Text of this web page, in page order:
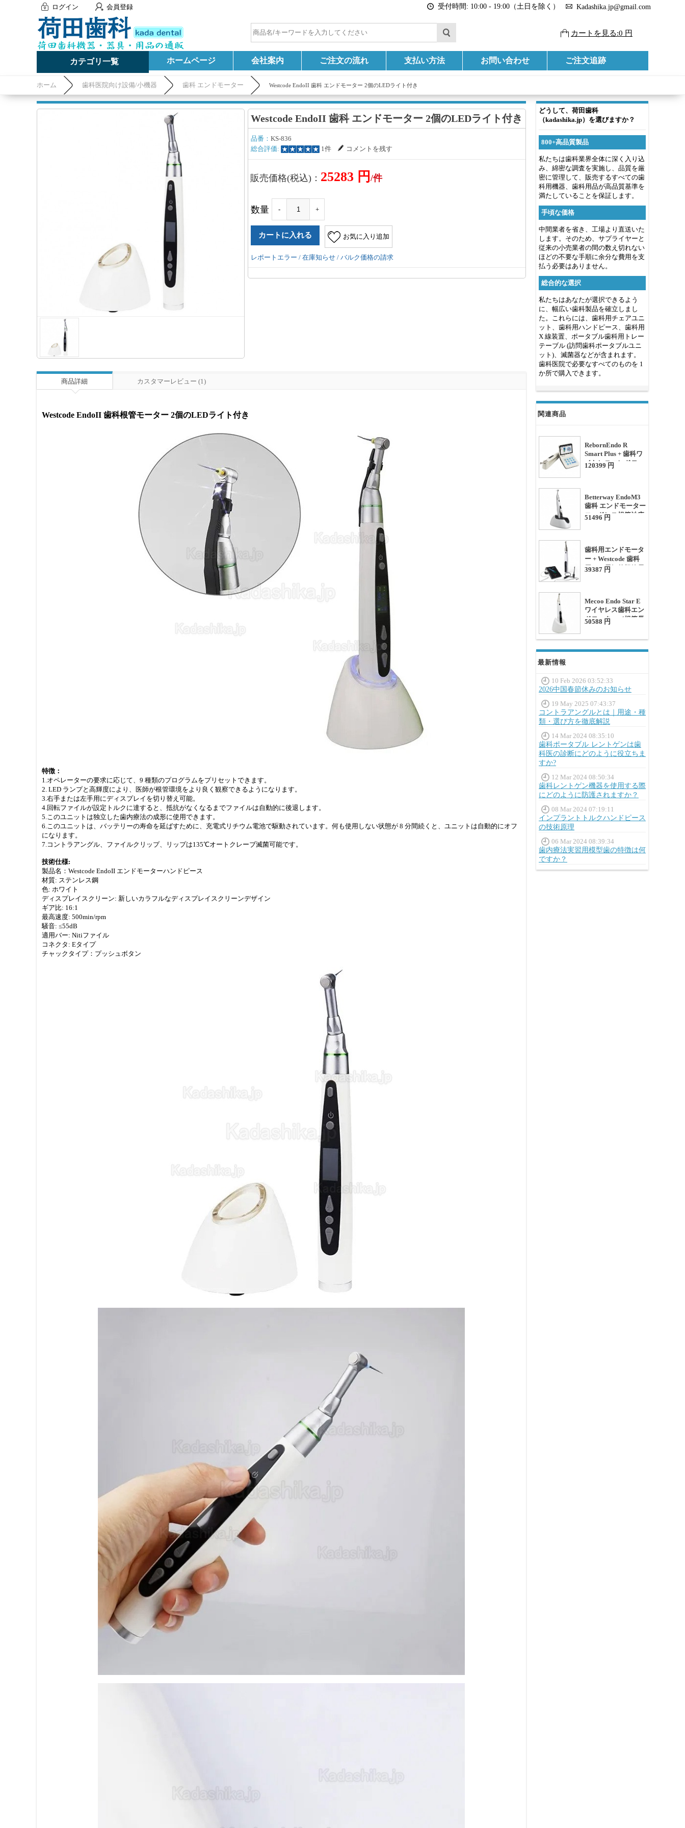
ログイン 会員登録 受付時間: 10:00 - 19:00（土日を除く） Kadashika.jp@gmail.com
カートを見る:0 円
カテゴリ一覧 ホームページ 会社案内 ご注文の流れ 支払い方法 お問い合わせ ご注文追跡
ホーム 歯科医院向け設備/小機器 歯科 エンドモーター Westcode EndoII 歯科 エンドモーター 2個のLEDライト付き
どうして、荷田歯科
（kadashika.jp）を選びますか？
800+高品質製品
私たちは歯科業界全体に深く入り込
み、綿密な調査を実施し、品質を厳
密に管理して、販売するすべての歯
科用機器、歯科用品が高品質基準を
満たしていることを保証します。
手頃な価格
中間業者を省き、工場より直送いた
します。そのため、サプライヤーと
従来の小売業者の間の数え切れない
ほどの不要な手順に余分な費用を支
払う必要はありません。
総合的な選択
私たちはあなたが選択できるよう
に、幅広い歯科製品を確立しまし
た。これらには、歯科用チェアユニ
ット、歯科用ハンドピース、歯科用
X 線装置、ポータブル歯科用トレー
テーブル (訪問歯科ポータブルユニ
ット)、滅菌器などが含まれます。
歯科医院で必要なすべてのものを 1
か所で購入できます。
関連商品
RebornEndo R
Smart Plus + 歯科ワ
イヤレスエンドモー
120399 円
Betterway EndoM3
歯科 エンドモーター
コードレス根管治療
51496 円
歯科用エンドモータ
ー + Westcode 歯科
用ミニ電気的根管長
39387 円
Mecoo Endo Star E
ワイヤレス歯科エン
ドモーター（根管長
50588 円
最新情報
10 Feb 2026 03:52:33
2026中国春節休みのお知らせ
19 May 2025 07:43:37
コントラアングルとは｜用途・種
類・選び方を徹底解説
14 Mar 2024 08:35:10
歯科ポータブル レントゲンは歯
科医の診断にどのように役立ちま
すか?
12 Mar 2024 08:50:34
歯科レントゲン機器を使用する際
にどのように防護されますか？
08 Mar 2024 07:19:11
インプラントトルクハンドピース
の技術原理
06 Mar 2024 08:39:34
歯内療法実習用模型歯の特徴は何
ですか？
Westcode EndoII 歯科 エンドモーター 2個のLEDライト付き
品番： KS-836
総合評価:
1件 コメントを残す
販売価格(税込)： 25283 円 /件
数量 - +
お気に入り追加
レポートエラー / 在庫知らせ / バルク価格の請求
商品詳細 カスタマーレビュー (1)
Westcode EndoII 歯科根管モーター 2個のLEDライト付き
特徴：
1.オペレーターの要求に応じて、9 種類のプログラムをプリセットできます。
2. LED ランプと高輝度により、医師が根管環境をより良く観察できるようになります。
3.右手または左手用にディスプレイを切り替え可能。
4.回転ファイルが設定トルクに達すると、抵抗がなくなるまでファイルは自動的に後退します。
5.このユニットは独立した歯内療法の成形に使用できます。
6.このユニットは、バッテリーの寿命を延ばすために、充電式リチウム電池で駆動されています。何も使用しない状態が 8 分間続くと、ユニットは自動的にオフ
になります。
7.コントラアングル、ファイルクリップ、リップは135℃オートクレーブ滅菌可能です。
技術仕様:
製品名：Westcode EndoII エンドモーターハンドピース
材質: ステンレス鋼
色: ホワイト
ディスプレイスクリーン: 新しいカラフルなディスプレイスクリーンデザイン
ギア比: 16:1
最高速度: 500min/rpm
騒音: ≤55dB
適用バー: Nitiファイル
コネクタ: Eタイプ
チャックタイプ：プッシュボタン